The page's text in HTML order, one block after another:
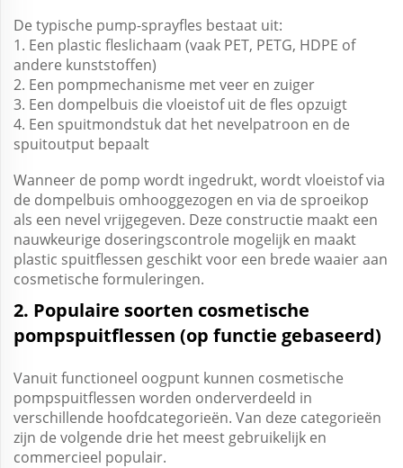
De typische pump-sprayfles bestaat uit:
1. Een plastic fleslichaam (vaak PET, PETG, HDPE of
andere kunststoffen)
2. Een pompmechanisme met veer en zuiger
3. Een dompelbuis die vloeistof uit de fles opzuigt
4. Een spuitmondstuk dat het nevelpatroon en de
spuitoutput bepaalt
Wanneer de pomp wordt ingedrukt, wordt vloeistof via
de dompelbuis omhooggezogen en via de sproeikop
als een nevel vrijgegeven. Deze constructie maakt een
nauwkeurige doseringscontrole mogelijk en maakt
plastic spuitflessen geschikt voor een brede waaier aan
cosmetische formuleringen.
2. Populaire soorten cosmetische
pompspuitflessen (op functie gebaseerd)
Vanuit functioneel oogpunt kunnen cosmetische
pompspuitflessen worden onderverdeeld in
verschillende hoofdcategorieën. Van deze categorieën
zijn de volgende drie het meest gebruikelijk en
commercieel populair.